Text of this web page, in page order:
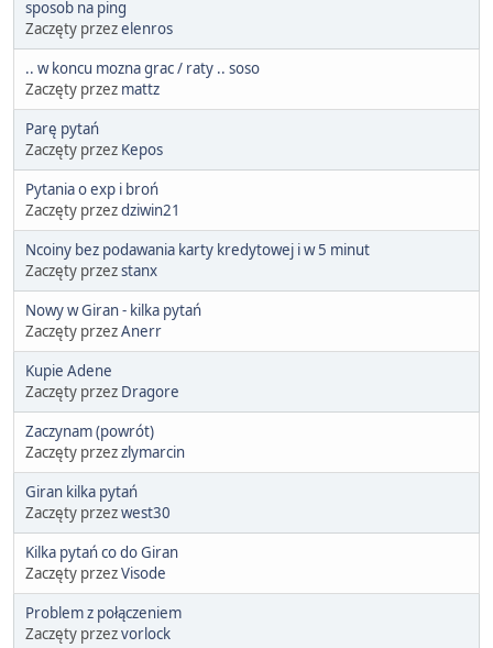
sposob na ping
Zaczęty przezelenros
.. w koncu mozna grac / raty .. soso
Zaczęty przez mattz
Parę pytań
Zaczęty przez Kepos
Pytania o exp i broń
Zaczęty przezdziwin21
Ncoiny bez podawania karty kredytowej i w 5 minut
Zaczęty przezstanx
Nowy w Giran - kilka pytań
Zaczęty przezAnerr
Kupie Adene
Zaczęty przez Dragore
Zaczynam (powrót)
Zaczęty przezzlymarcin
Giran kilka pytań
Zaczęty przezwest30
Kilka pytań co do Giran
Zaczęty przezVisode
Problem z połączeniem
Zaczęty przezvorlock